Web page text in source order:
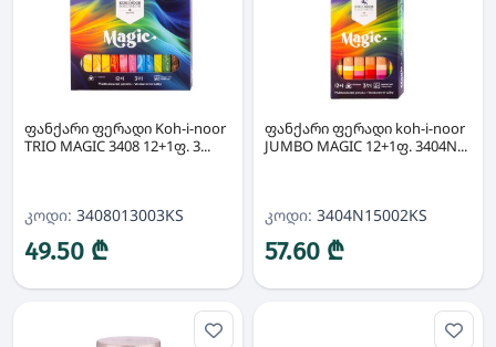
ფანქარი ფერადი Koh-i-noor
TRIO MAGIC 3408 12+1ფ. 3...
კოდი: 3408013003KS
49.50 ₾
ფანქარი ფერადი koh-i-noor
JUMBO MAGIC 12+1ფ. 3404N...
კოდი: 3404N15002KS
57.60 ₾